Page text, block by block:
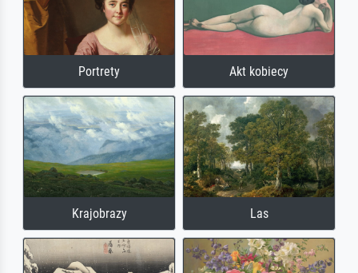
Portrety Akt kobiecy
Krajobrazy Las